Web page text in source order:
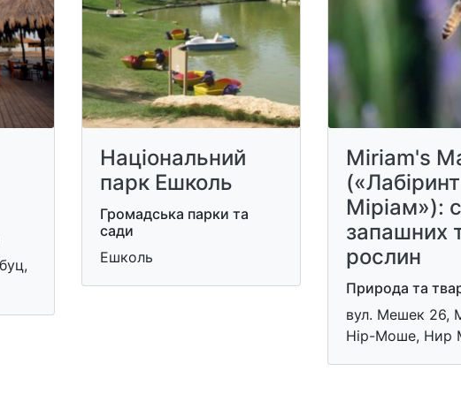
Національний
парк Ешколь
Громадська парки та
сади
Ешколь
Miriam's
(«Лабіринт
Міріам»):
запашних
рослин
Природа та
вул. Мешек 26,
Нір-Моше, Нир